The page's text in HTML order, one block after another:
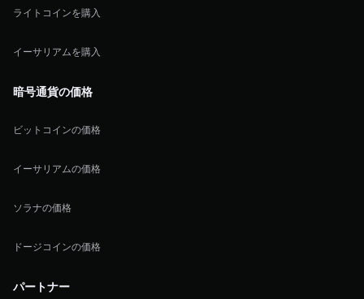
ライトコインを購入
イーサリアムを購入
暗号通貨の価格
ビットコインの価格
イーサリアムの価格
ソラナの価格
ドージコインの価格
パートナー